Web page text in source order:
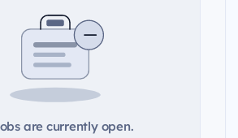
are currently open.